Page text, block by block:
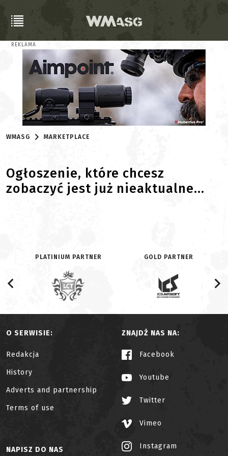
REKLAMA
WMASG MARKETPLACE
Ogłoszenie, które chcesz
zobaczyć jest już nieaktualne...
PLATINIUM PARTNER GOLD PARTNER
O SERWISIE:
Redakcja
History
Adverts and partnership
Terms of use
ZNAJDŹ NAS NA:
Facebook
Youtube
Twitter
Vimeo
Instagram
NAPISZ DO NAS